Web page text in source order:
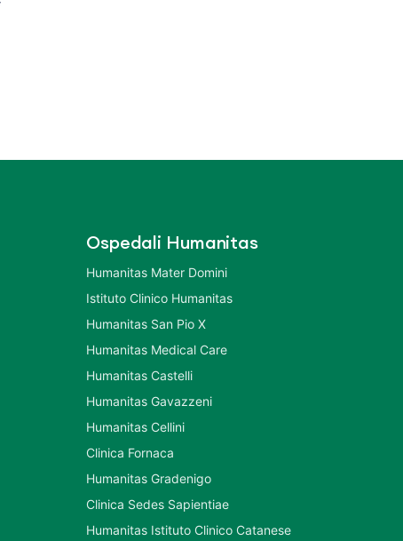
Ospedali Humanitas
Humanitas Mater Domini
Istituto Clinico Humanitas
Humanitas San Pio X
Humanitas Medical Care
Humanitas Castelli
Humanitas Gavazzeni
Humanitas Cellini
Clinica Fornaca
Humanitas Gradenigo
Clinica Sedes Sapientiae
Humanitas Istituto Clinico Catanese